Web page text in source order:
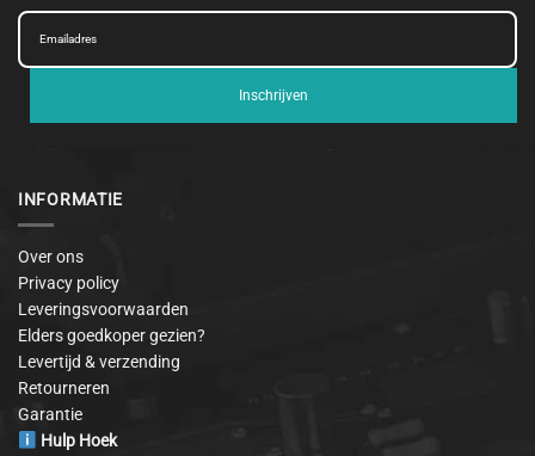
Inschrijven
INFORMATIE
Over ons
Privacy policy
Leveringsvoorwaarden
Elders goedkoper gezien?
Levertijd & verzending
Retourneren
Garantie
Hulp Hoek